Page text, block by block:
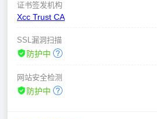
证书签发机构
Xcc Trust CA
SSL漏洞扫描
防护中
网站安全检测
防护中